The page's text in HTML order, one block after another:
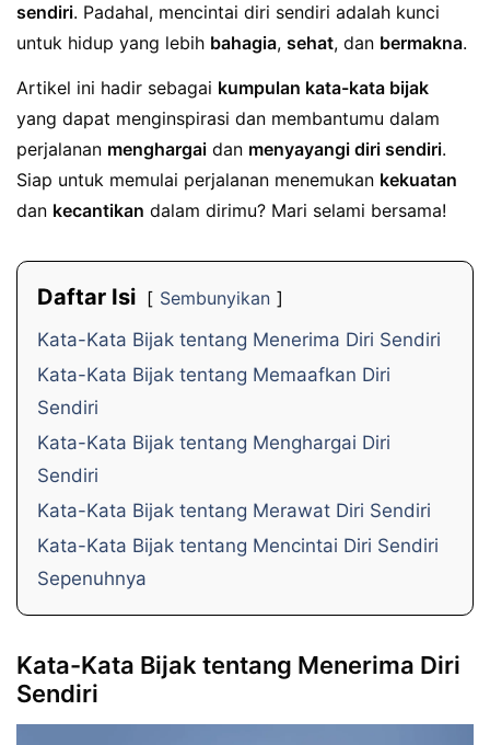
sendiri. Padahal, mencintai diri sendiri adalah kunci
untuk hidup yang lebih bahagia, sehat, dan bermakna.
Artikel ini hadir sebagai kumpulan kata-kata bijak
yang dapat menginspirasi dan membantumu dalam
perjalanan menghargai dan menyayangi diri sendiri.
Siap untuk memulai perjalanan menemukan kekuatan
dan kecantikan dalam dirimu? Mari selami bersama!
Daftar Isi
Sembunyikan
Kata-Kata Bijak tentang Menerima Diri Sendiri
Kata-Kata Bijak tentang Memaafkan Diri
Sendiri
Kata-Kata Bijak tentang Menghargai Diri
Sendiri
Kata-Kata Bijak tentang Merawat Diri Sendiri
Kata-Kata Bijak tentang Mencintai Diri Sendiri
Sepenuhnya
Kata-Kata Bijak tentang Menerima Diri
Sendiri